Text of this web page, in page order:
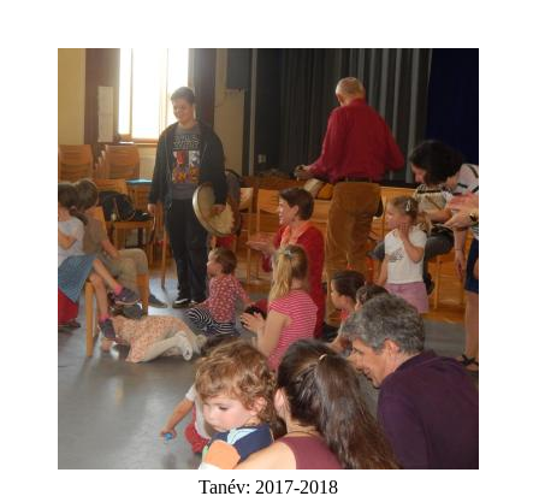
Tanév: 2017-2018